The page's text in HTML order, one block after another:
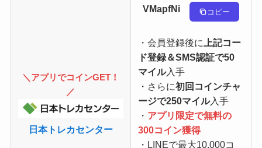
＼アプリでコインGET！
／
日本トレカセンター
VMapfNi コピー
・会員登録後に
上記コー
ド登録＆SMS認証で50
マイル入手
・さらに初回コインチャ
ージで250マイル入手
・ アプリ限定で無料の
300コイン獲得
・LINEで最大10,000コ